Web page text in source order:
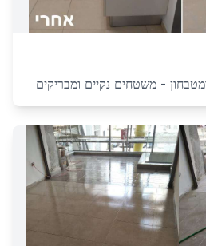
- משטחים נקיים ומבריקים